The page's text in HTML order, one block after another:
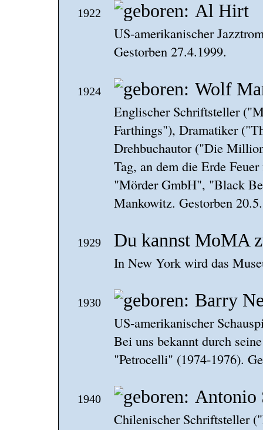
1922 Al Hirt
US-amerikanischer
Gestorben 27.4.1999.
1924 Wolf
Englischer Schriftsteller
Farthings"), Dramatiker
Drehbuchautor ("Die
Tag, an dem die Erde
"Mörder GmbH", "Black
Mankowitz. Gestorben
1929 Du kannst MoMA
In New York wird das
1930 Barry
US-amerikanischer
Bei uns bekannt durch
"Petrocelli" (1974-1976).
1940 Antonio
Chilenischer Schriftsteller